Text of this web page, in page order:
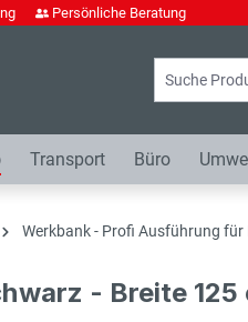
Persönliche Beratung
Transport Büro
Werkbank - Profi Ausführung
- Breite